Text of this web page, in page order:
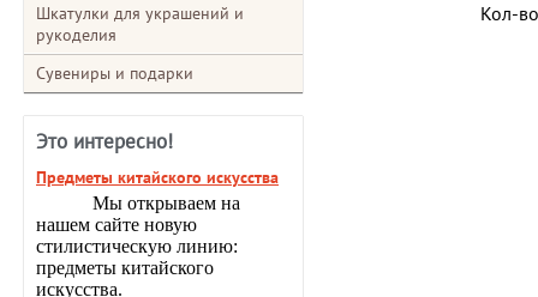
Кол-
Шкатулки для украшений и
рукоделия
Сувениры и подарки
Это интересно!
Предметы китайского искусства
Мы открываем на
нашем сайте новую
стилистическую линию:
предметы китайского
искусства.